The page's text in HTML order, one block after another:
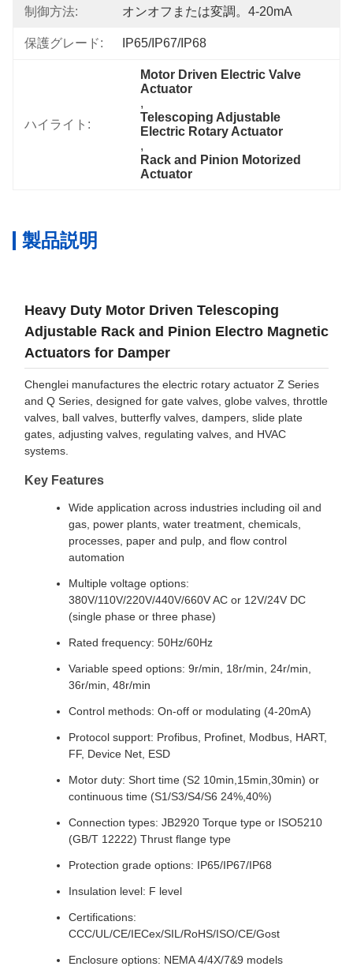
制御方法: オンオフまたは変調。4-20mA
保護グレード: IP65/IP67/IP68
ハイライト:
Motor Driven Electric Valve
Actuator
,
Telescoping Adjustable
Electric Rotary Actuator
,
Rack and Pinion Motorized
Actuator
製品説明
Heavy Duty Motor Driven Telescoping
Adjustable Rack and Pinion Electro Magnetic
Actuators for Damper
Chenglei manufactures the electric rotary actuator Z Series
and Q Series, designed for gate valves, globe valves, throttle
valves, ball valves, butterfly valves, dampers, slide plate
gates, adjusting valves, regulating valves, and HVAC
systems.
Key Features
Wide application across industries including oil and
gas, power plants, water treatment, chemicals,
processes, paper and pulp, and flow control
automation
Multiple voltage options:
380V/110V/220V/440V/660V AC or 12V/24V DC
(single phase or three phase)
Rated frequency: 50Hz/60Hz
Variable speed options: 9r/min, 18r/min, 24r/min,
36r/min, 48r/min
Control methods: On-off or modulating (4-20mA)
Protocol support: Profibus, Profinet, Modbus, HART,
FF, Device Net, ESD
Motor duty: Short time (S2 10min,15min,30min) or
continuous time (S1/S3/S4/S6 24%,40%)
Connection types: JB2920 Torque type or ISO5210
(GB/T 12222) Thrust flange type
Protection grade options: IP65/IP67/IP68
Insulation level: F level
Certifications:
CCC/UL/CE/IECex/SIL/RoHS/ISO/CE/Gost
Enclosure options: NEMA 4/4X/7&9 models